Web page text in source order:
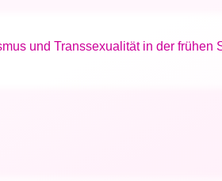
und Transsexualität in der frühen